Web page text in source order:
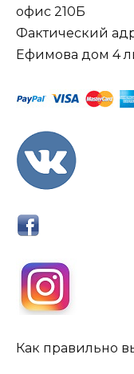
офис 210Б
Фактический
Ефимова дом 4
Как правильно